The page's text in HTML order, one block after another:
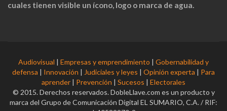
cuales tienen visible un ícono, logo o marca de agua.
Audiovisual | Empresas y emprendimiento | Gobernabilidad y
defensa | Innovación | Judiciales y leyes | Opinión experta | Para
aprender | Prevención | Sucesos | Electorales
© 2015. Derechos reservados. DobleLlave.com es un producto y
marca del Grupo de Comunicación Digital EL SUMARIO, C.A. / RIF: